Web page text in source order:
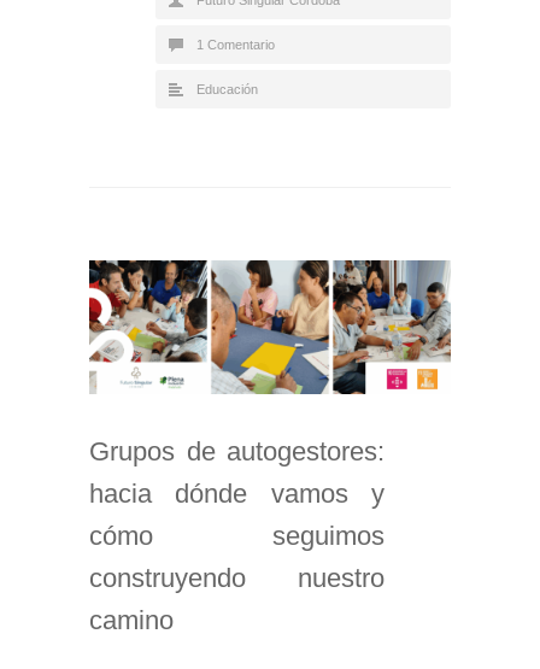
1 Comentario
Educación
Grupos de autogestores:
hacia dónde vamos y
cómo seguimos
construyendo nuestro
camino